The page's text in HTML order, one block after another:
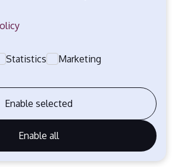
to Buy” trust mark
experience, and
the reputation.
Statistics Marketing
Enable selected
Enable all